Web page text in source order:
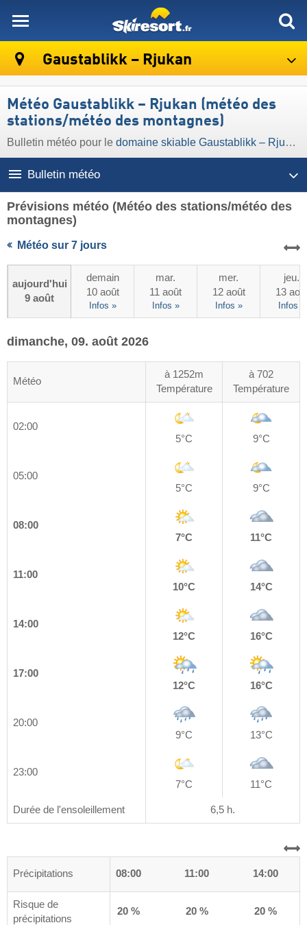
Gaustablikk – Rjukan
Météo Gaustablikk – Rjukan (météo des
stations/météo des montagnes)
Bulletin météo pour le domaine skiable Gaustablikk – Rjukan
Bulletin météo
Prévisions météo (Météo des stations/météo des
montagnes)
Météo sur 7 jours
aujourd'hui
9 août
demain
10 août
Infos »
mar.
11 août
Infos »
mer.
12 août
Infos »
jeu.
13
Infos »
dimanche, 09. août 2026
Météo
à 1252m
Température
à 702
Température
02:00
5°C
9°C
05:00
5°C
9°C
08:00
7°C
11°C
11:00
10°C
14°C
14:00
12°C
16°C
17:00
12°C
16°C
20:00
9°C
13°C
23:00
7°C
11°C
Durée de l'ensoleillement 6,5 h.
Précipitations
05:00 08:00 11:00 14:00
Risque de
précipitations
15 % 20 % 20 % 20 %